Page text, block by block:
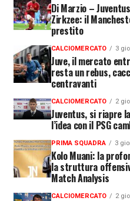
Di Marzio –
Zirkzee: il
prestito
CALCIOMERCATO 3
Juve, il mercato
resta un rebus,
centravanti
CALCIOMERCATO 2
Juventus, si riapre
l’idea con il PSG
PRIMA SQUADRA 3
Kolo Muani: la
la struttura
Match Analysis
CALCIOMERCATO 2